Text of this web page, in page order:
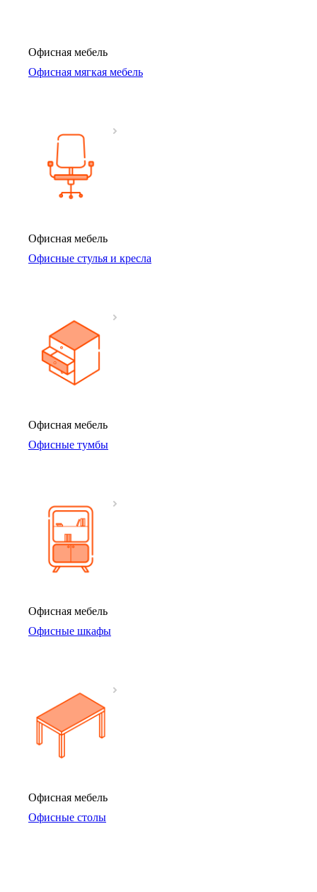
Офисная мебель
Офисная мягкая мебель
Офисная мебель
Офисные стулья и кресла
Офисная мебель
Офисные тумбы
Офисная мебель
Офисные шкафы
Офисная мебель
Офисные столы